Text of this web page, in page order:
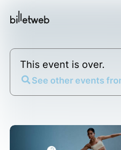
This event is over.
See other events